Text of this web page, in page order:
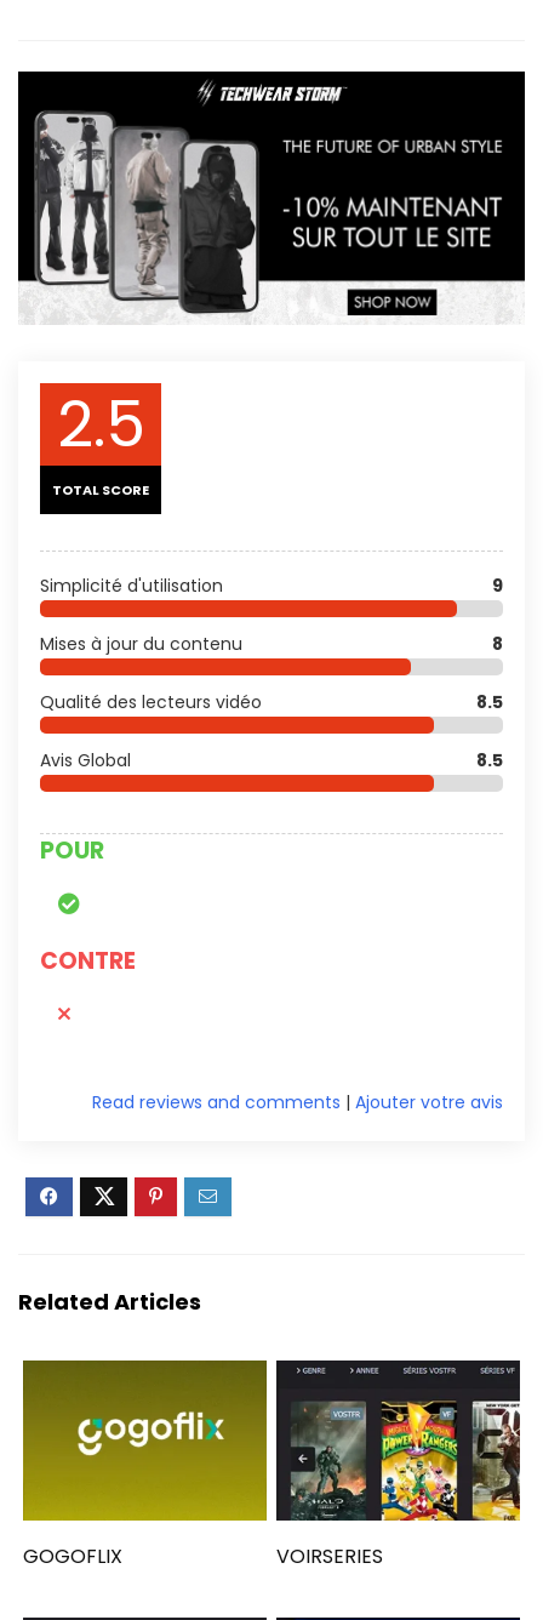
2.5
TOTAL SCORE
Simplicité d'utilisation 9
Mises à jour du contenu 8
Qualité des lecteurs vidéo 8.5
Avis Global 8.5
POUR
CONTRE
Ajouter votre avis
|
Read reviews and comments
Related Articles
GOGOFLIX VOIRSERIES